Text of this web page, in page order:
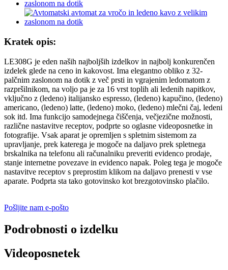
Kratek opis:
LE308G je eden naših najboljših izdelkov in najbolj konkurenčen
izdelek glede na ceno in kakovost. Ima elegantno obliko z 32-
palčnim zaslonom na dotik z več prsti in vgrajenim ledomatom z
razpršilnikom, na voljo pa je za 16 vrst toplih ali ledenih napitkov,
vključno z (ledeno) italijansko espresso, (ledeno) kapučino, (ledeno)
americano, (ledeno) latte, (ledeno) moko, (ledeno) mlečni čaj, ledeni
sok itd. Ima funkcijo samodejnega čiščenja, večjezične možnosti,
različne nastavitve receptov, podprte so oglasne videoposnetke in
fotografije. Vsak aparat je opremljen s spletnim sistemom za
upravljanje, prek katerega je mogoče na daljavo prek spletnega
brskalnika na telefonu ali računalniku preveriti evidenco prodaje,
stanje internetne povezave in evidenco napak. Poleg tega je mogoče
nastavitve receptov s preprostim klikom na daljavo prenesti v vse
aparate. Podprta sta tako gotovinsko kot brezgotovinsko plačilo.
Pošljite nam e-pošto
Podrobnosti o izdelku
Videoposnetek